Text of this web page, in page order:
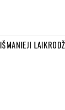
IŠMANIEJI